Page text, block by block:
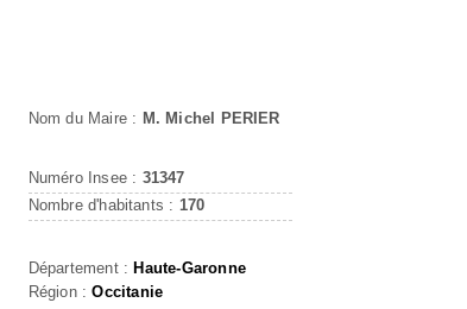
Nom du Maire : M. Michel PERIER
Numéro Insee : 31347
Nombre d'habitants : 170
Département : Haute-Garonne
Région :Occitanie